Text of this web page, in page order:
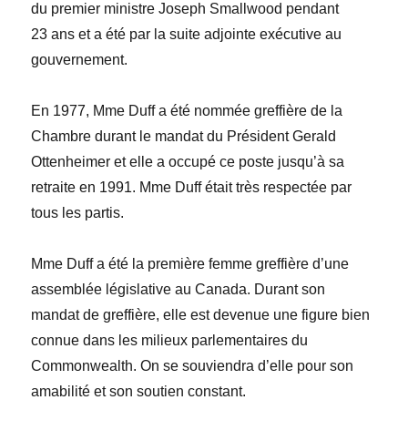
du premier ministreJoseph Smallwood pendant
23 ans et a été par la suite adjointeexécutive au
gouvernement.
En 1977, Mme Duff a été nommée greffière de la
Chambre durant le mandat du PrésidentGerald
Ottenheimer et elle a occupé ce poste jusqu’à sa
retraite en 1991. Mme Duffétait très respectée par
tous les partis.
Mme Duff a été la première femme greffière d’une
assemblée législative au Canada. Durant son
mandat de greffière, elle est devenue une figure bien
connue dans les milieux parlementaires du
Commonwealth. On se souviendra d’elle pour son
amabilité et son soutien constant.